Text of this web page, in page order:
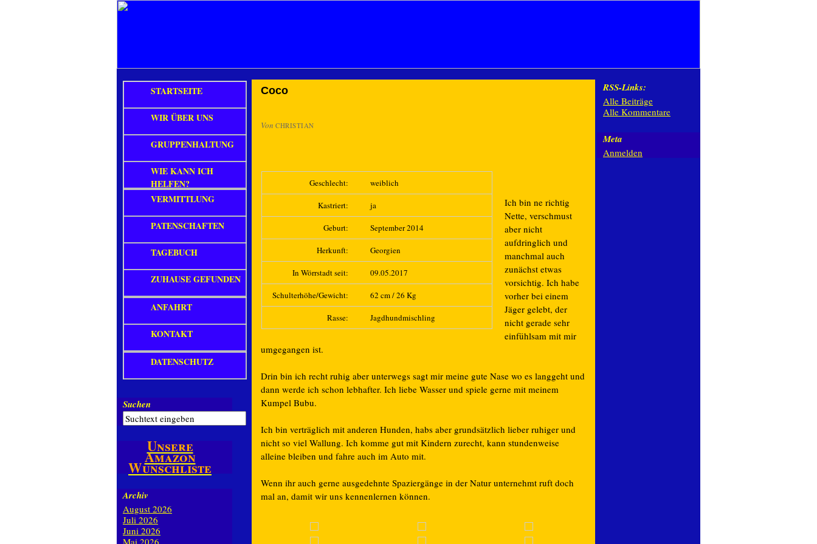
Coco
Von CHRISTIAN
Geschlecht: weiblich
Kastriert: ja
Geburt: September 2014
Herkunft: Georgien
In Wörrstadt seit: 09.05.2017
Schulterhöhe/Gewicht: 62 cm / 26 Kg
Rasse: Jagdhundmischling
Ich bin ne richtig
Nette, verschmust
aber nicht
aufdringlich und
manchmal auch
zunächst etwas
vorsichtig. Ich habe
vorher bei einem
Jäger gelebt, der
nicht gerade sehr
einfühlsam mit mir
umgegangen ist.
Drin bin ich recht ruhig aber unterwegs sagt mir meine gute Nase wo es langgeht und
dann werde ich schon lebhafter. Ich liebe Wasser und spiele gerne mit meinem
Kumpel Bubu.
Ich bin verträglich mit anderen Hunden, habs aber grundsätzlich lieber ruhiger und
nicht so viel Wallung. Ich komme gut mit Kindern zurecht, kann stundenweise
alleine bleiben und fahre auch im Auto mit.
Wenn ihr auch gerne ausgedehnte Spaziergänge in der Natur unternehmt ruft doch
mal an, damit wir uns kennenlernen können.
STARTSEITE
WIR ÜBER UNS
GRUPPENHALTUNG
WIE KANN ICH
HELFEN?
VERMITTLUNG
PATENSCHAFTEN
TAGEBUCH
ZUHAUSE GEFUNDEN
ANFAHRT
KONTAKT
DATENSCHUTZ
Suchen
Unsere
Amazon
Wunschliste
Archiv
August 2026
Juli 2026
Juni 2026
Mai 2026
RSS-Links:
Alle Beiträge
Alle Kommentare
Meta
Anmelden